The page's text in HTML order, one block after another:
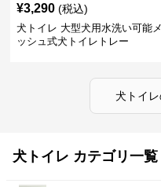
¥3,290 (税込)
犬トイレ 大型犬用水洗い可能メ
ッシュ式犬トイレトレー
犬トイレ
犬トイレ カテゴリ一覧